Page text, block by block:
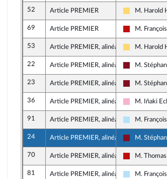
52 Article PREMIER
Libertés,
M. Harold
69 Article PREMIER
La France
M.
53 Article PREMIER, alinéa 2
Libertés,
M. Harold
22 Article PREMIER, alinéa 3
Gauche
M.
23 Article PREMIER, alinéa 4
Gauche
M.
36 Article PREMIER, alinéa 4
Socialistes et
M. Iñaki
91 Article PREMIER, alinéa 4
Horizons &
M.
24 Article PREMIER, alinéa 5
Gauche
M.
70 Article PREMIER, alinéa 5
La France
M.
81 Article PREMIER, alinéa 5
Horizons &
M.